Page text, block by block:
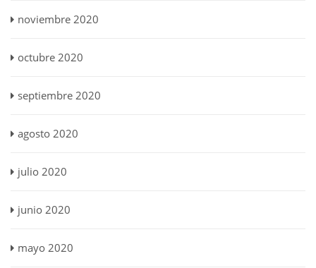
noviembre 2020
octubre 2020
septiembre 2020
agosto 2020
julio 2020
junio 2020
mayo 2020